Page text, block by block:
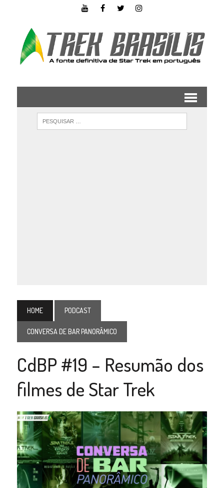
HOME PODCAST
CONVERSA DE BAR PANORÂMICO
CdBP #19 – Resumão dos
filmes de Star Trek